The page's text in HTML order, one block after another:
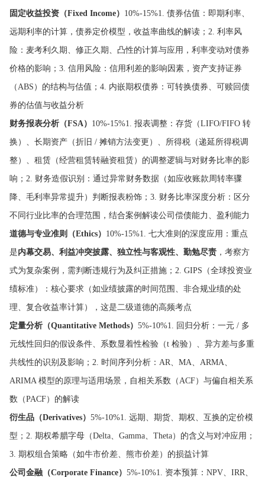
固定收益投资（Fixed Income） 10%-15%1. 债券估值：即期利率、
远期利率的计算，债券定价模型，收益率曲线的解读；2. 利率风
险：麦考利久期、修正久期、凸性的计算与应用，利率变动对债券
价格的影响；3. 信用风险：信用利差的影响因素，资产支持证券
（ABS）的结构与估值；4. 内嵌期权债券：可转换债券、可赎回债
券的估值与收益分析
财务报表分析（FSA） 10%-15%1. 报表调整：存货（LIFO/FIFO 转
换）、长期资产（折旧 / 摊销方法变更）、所得税（递延所得税调
整）、租赁（经营租赁转融资租赁）的调整逻辑与对财务比率的影
响；2. 财务造假识别：通过异常财务数据（如应收账款周转率骤
降、毛利率异常提升）判断报表粉饰；3. 财务比率深度分析：区分
不同行业比率的合理范围，结合案例解读公司偿债能力、盈利能力
道德与专业准则（Ethics） 10%-15%1. 七大准则的深度应用：重点
是内幕交易、利益冲突披露、独立性与客观性、勤勉尽责，考察方
式为复杂案例，需判断违规行为及纠正措施；2. GIPS（全球投资业
绩标准）：核心要求（如业绩披露的时间范围、非合规业绩的处
理、复合收益率计算），这是二级道德的高频考点
定量分析（Quantitative Methods） 5%-10%1. 回归分析：一元 / 多
元线性回归的假设条件、系数显着性检验（t 检验）、异方差与多重
共线性的识别及影响；2. 时间序列分析：AR、MA、ARMA、
ARIMA 模型的原理与适用场景，自相关系数（ACF）与偏自相关系
数（PACF）的解读
衍生品（Derivatives） 5%-10%1. 远期、期货、期权、互换的定价模
型；2. 期权希腊字母（Delta、Gamma、Theta）的含义与对冲应用；
3. 期权组合策略（如牛市价差、熊市价差）的损益计算
公司金融（Corporate Finance） 5%-10%1. 资本预算：NPV、IRR、